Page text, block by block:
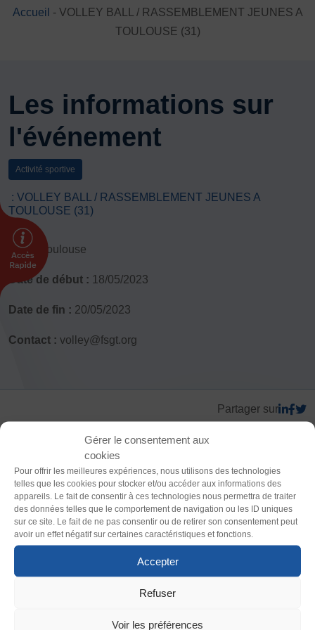
Gérer le consentement aux
cookies
Pour offrir les meilleures expériences, nous utilisons des technologies
telles que les cookies pour stocker et/ou accéder aux informations des
appareils. Le fait de consentir à ces technologies nous permettra de traiter
des données telles que le comportement de navigation ou les ID uniques
sur ce site. Le fait de ne pas consentir ou de retirer son consentement peut
avoir un effet négatif sur certaines caractéristiques et fonctions.
Accepter
Refuser
Voir les préférences
DÉVELOPPEMENT
Championnat de France FSGT
Santé
Seniors
Entreprises
Écologie
Sport avec les exilés
ÉTHIQUE SPORTIVE
Signalement violences sexistes et sexuelles
Protéger les pratiquant.es
Prévenir les discriminations
Préserver le pacte républicain
FORMATION
Officiel·les
Responsable associatif.ve FSGT
Formateur.trice.s
ORGANISME DE FORMATION
Certificat de qualification professionnelle ALS
Certificat de qualification professionnelle
TSARE
INTERNATIONAL
Échanges internationaux
Accueil - VOLLEY BALL / RASSEMBLEMENT JEUNES A
TOULOUSE (31)
Les informations sur
l'événement
Activité sportive
: VOLLEY BALL / RASSEMBLEMENT JEUNES A
TOULOUSE (31)
Lieu : Toulouse
Date de début : 18/05/2023
Date de fin : 20/05/2023
Contact : volley@fsgt.org
Partager sur
La Fédération Sportive et Gymnique du Travail (FSGT) compte
Clair Sombre
Police (dyslexie)
Défaut Adapter
Taille du texte